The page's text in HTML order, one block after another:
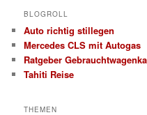
BLOGROLL
Auto richtig stillegen
Mercedes CLS mit Autogas
Ratgeber
Tahiti Reise
THEMEN